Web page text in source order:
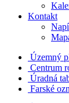
Kontakt
Územný
Centrum
Úradná
Farské